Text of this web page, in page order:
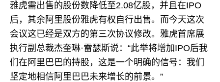
雅虎需出售的股份数降低至2.08亿股，并且在IPO
后，其余阿里股份雅虎有权自行出售。而今天这次
会议这已经是双方的第三次协议修改。雅虎首席展
执行副总裁杰奎琳·雷瑟斯说：“此举将增加IPO后我
们在阿里巴巴的持股，这是一个明确的信号：我们
坚定地相信阿里巴巴未来增长的前景。”